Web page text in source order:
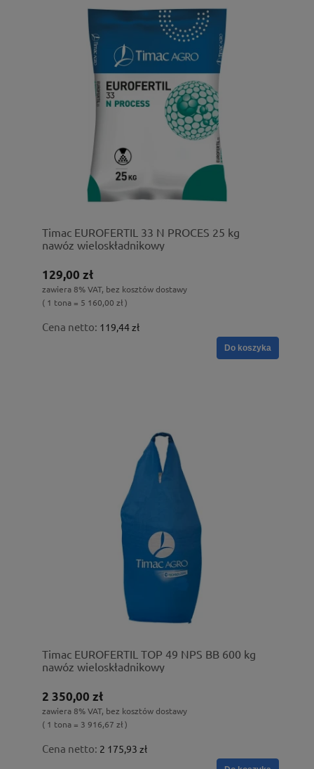
Timac EUROFERTIL 33 N PROCES 25 kg
nawóz wieloskładnikowy
129,00 zł
zawiera 8% VAT, bez kosztów dostawy
( 1 tona = 5 160,00 zł )
Cena netto: 119,44 zł
Do koszyka
Timac EUROFERTIL TOP 49 NPS BB 600 kg
nawóz wieloskładnikowy
2 350,00 zł
zawiera 8% VAT, bez kosztów dostawy
( 1 tona = 3 916,67 zł )
Cena netto: 2 175,93 zł